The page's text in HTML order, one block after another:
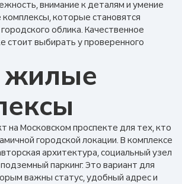
внимание к деталям и умение
которые становятся
облика. Качественное
стоит выбирать у проверенного
на Московском проспекте для тех, кто
городской локации. В комплексе
архитектура, социальный узел
паркинг. Это вариант для
важны статус, удобный адрес и